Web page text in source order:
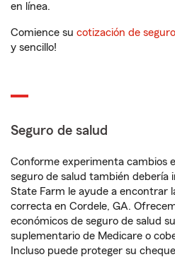
en línea.
Comience su cotización de
y sencillo!
Seguro de salud
Conforme experimenta cambios
seguro de salud también debería
State Farm le ayude a encontrar
correcta en Cordele, GA.
económicos de seguro de salud
suplementario de Medicare o
Incluso puede proteger su